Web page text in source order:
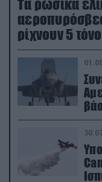
Τα ρωσικά
ρίχνουν 5